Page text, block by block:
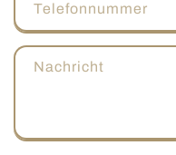
Telefonnummer
Nachricht